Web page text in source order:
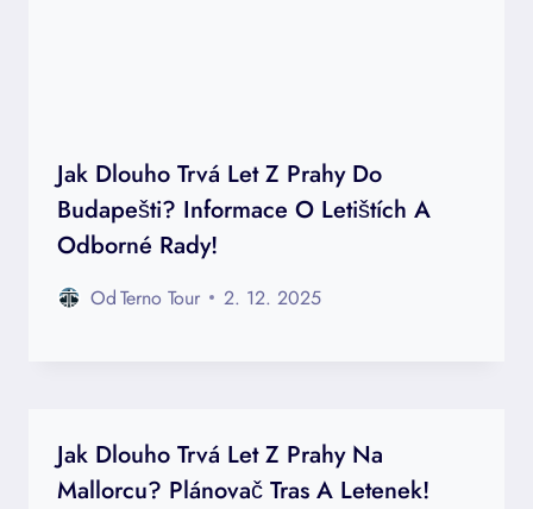
Jak Dlouho Trvá Let Z Prahy Do
Budapešti? Informace O Letištích A
Odborné Rady!
OdTerno Tour 2. 12. 2025
Jak Dlouho Trvá Let Z Prahy Na
Mallorcu? Plánovač Tras A Letenek!